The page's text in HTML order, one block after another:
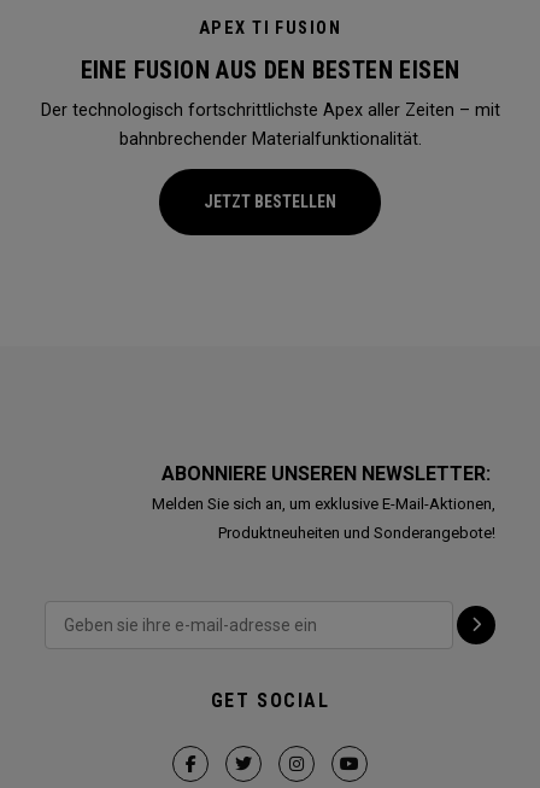
APEX TI FUSION
EINE FUSION AUS DEN BESTEN EISEN
Der technologisch fortschrittlichste Apex aller Zeiten – mit
bahnbrechender Materialfunktionalität.
JETZT BESTELLEN
ABONNIERE UNSEREN NEWSLETTER:
Melden Sie sich an, um exklusive E-Mail-Aktionen,
Produktneuheiten und Sonderangebote!
GET SOCIAL